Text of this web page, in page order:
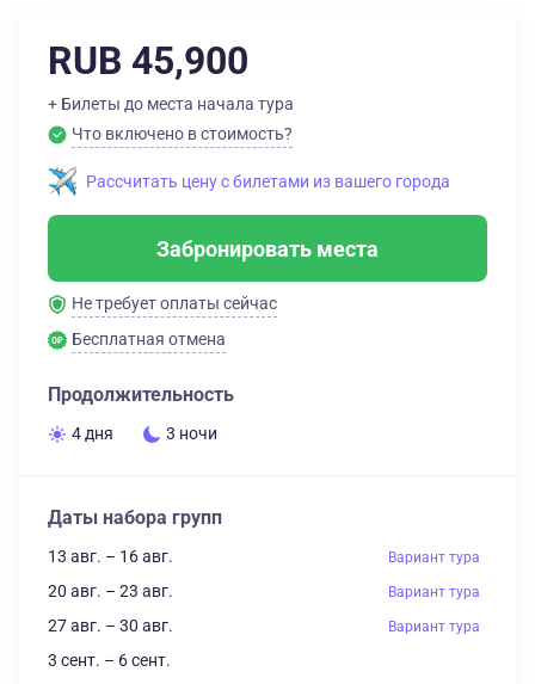
RUB 45,900
+ Билеты до места начала тура
Что включено в стоимость?
Рассчитать цену с билетами из вашего города
Забронировать места
Не требует оплаты сейчас
Бесплатная отмена
Продолжительность
4 дня 3 ночи
Даты набора групп
13 авг. – 16 авг. Вариант тура
20 авг. – 23 авг. Вариант тура
27 авг. – 30 авг. Вариант тура
3 сент. – 6 сент.